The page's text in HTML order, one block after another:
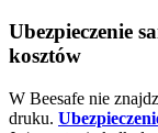
Ubezpieczenie
kosztów
W Beesafe nie
druku.